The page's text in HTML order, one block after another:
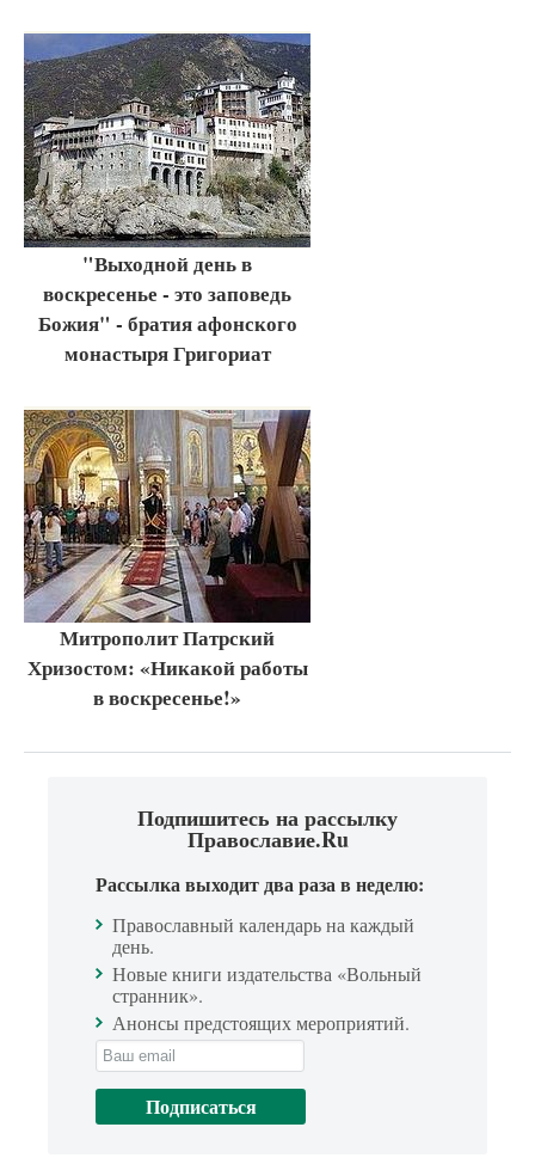
"Выходной день в
воскресенье - это заповедь
Божия" - братия афонского
монастыря Григориат
Митрополит Патрский
Хризостом: «Никакой работы
в воскресенье!»
Подпишитесь на рассылку
Православие.Ru
Рассылка выходит два раза в неделю:
Православный календарь на каждый
день.
Новые книги издательства «Вольный
странник».
Анонсы предстоящих мероприятий.